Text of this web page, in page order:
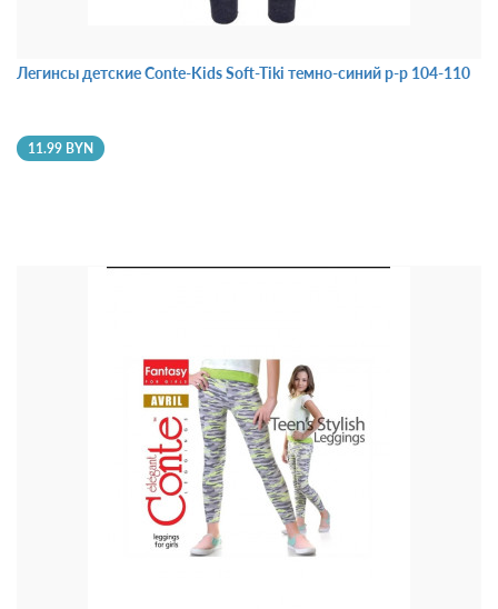
Легинсы детские Conte-Kids Soft-Tiki темно-синий р-р 104-110
11.99 BYN